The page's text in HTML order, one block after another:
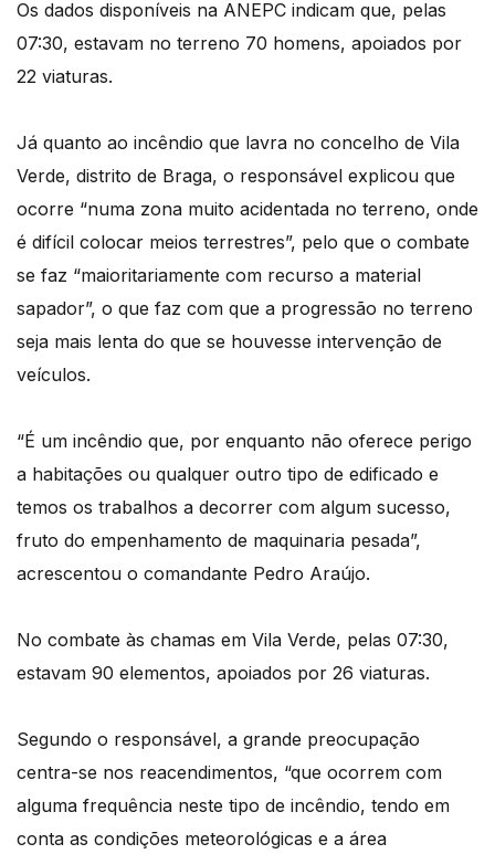
Os dados disponíveis na ANEPC indicam que, pelas
07:30, estavam no terreno 70 homens, apoiados por
22 viaturas.
Já quanto ao incêndio que lavra no concelho de Vila
Verde, distrito de Braga, o responsável explicou que
ocorre “numa zona muito acidentada no terreno, onde
é difícil colocar meios terrestres”, pelo que o combate
se faz “maioritariamente com recurso a material
sapador”, o que faz com que a progressão no terreno
seja mais lenta do que se houvesse intervenção de
veículos.
“É um incêndio que, por enquanto não oferece perigo
a habitações ou qualquer outro tipo de edificado e
temos os trabalhos a decorrer com algum sucesso,
fruto do empenhamento de maquinaria pesada”,
acrescentou o comandante Pedro Araújo.
No combate às chamas em Vila Verde, pelas 07:30,
estavam 90 elementos, apoiados por 26 viaturas.
Segundo o responsável, a grande preocupação
centra-se nos reacendimentos, “que ocorrem com
alguma frequência neste tipo de incêndio, tendo em
conta as condições meteorológicas e a área